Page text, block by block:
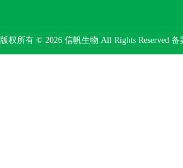
版权所有 © 2026 信帆生物 All Rights Reserved 备